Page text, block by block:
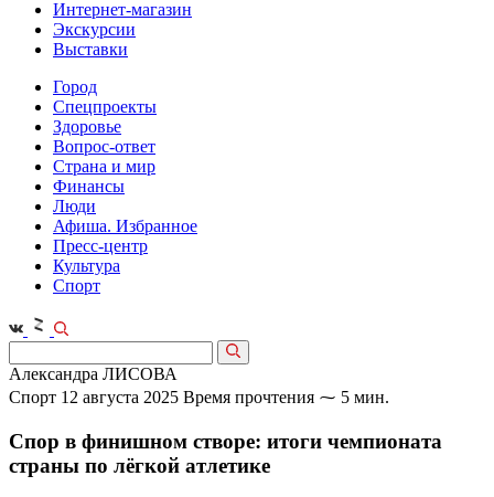
Интернет-магазин
Экскурсии
Выставки
Город
Спецпроекты
Здоровье
Вопрос-ответ
Страна и мир
Финансы
Люди
Афиша. Избранное
Пресс-центр
Культура
Спорт
Александра ЛИСОВА
Спорт 12 августа 2025 Время прочтения ⁓ 5 мин.
Спор в финишном створе: итоги чемпионата
страны по лёгкой атлетике